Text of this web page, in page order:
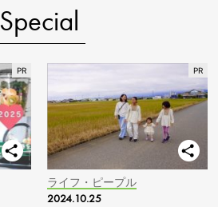
Special
ライフ・ピープル
2024.10.25